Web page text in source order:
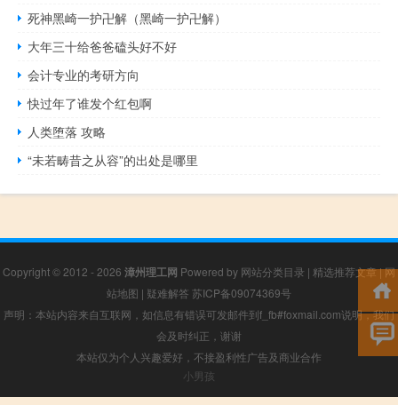
死神黑崎一护卍解（黑崎一护卍解）
大年三十给爸爸磕头好不好
会计专业的考研方向
快过年了谁发个红包啊
人类堕落 攻略
“未若畴昔之从容”的出处是哪里
Copyright © 2012 - 2026 漳州理工网 Powered by 网站分类目录 | 精选推荐文章|网
站地图 | 疑难解答 苏ICP备09074369号
声明：本站内容来自互联网，如信息有错误可发邮件到f_fb#foxmail.com说明，我们
会及时纠正，谢谢
本站仅为个人兴趣爱好，不接盈利性广告及商业合作
小男孩